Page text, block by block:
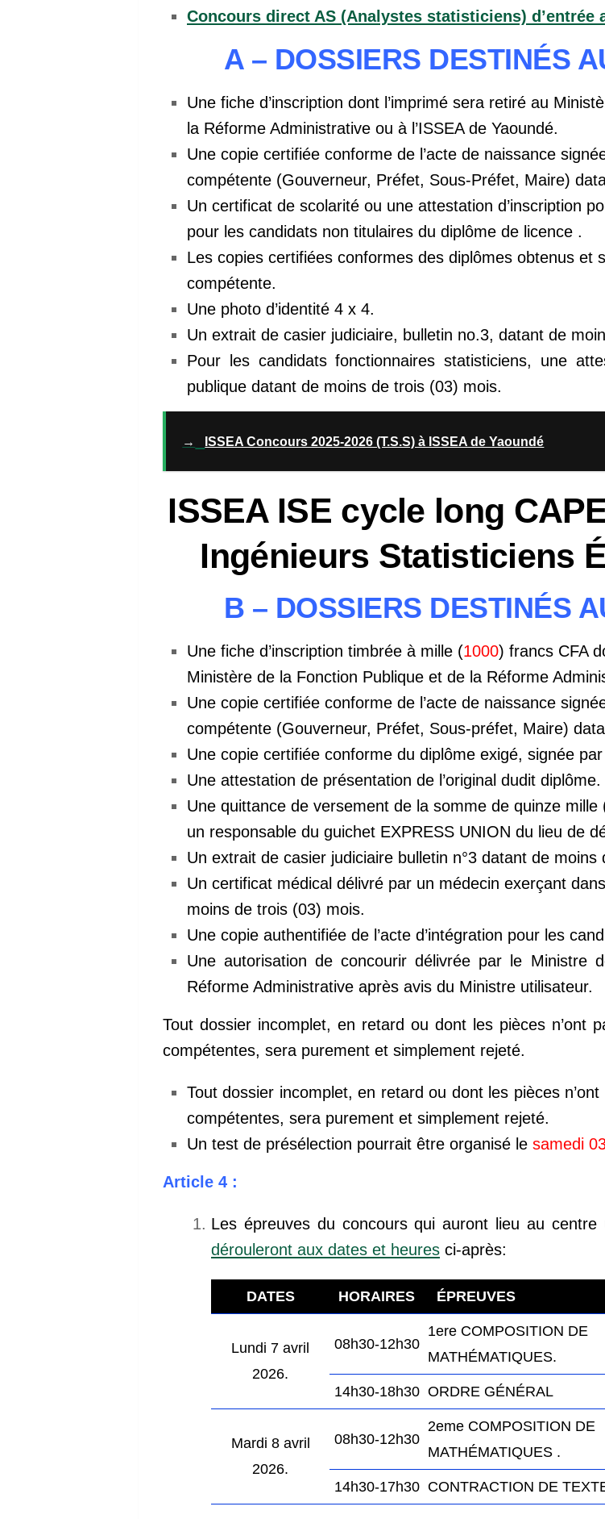
Concours direct AS (Analystes statisticiens) d’entrée
A – DOSSIERS DESTINÉS
Une fiche d’inscription dont l’imprimé sera retiré au
la Réforme Administrative ou à l’ISSEA de Yaoundé.
Une copie certifiée conforme de l’acte de naissance
compétente (Gouverneur, Préfet, Sous-Préfet, Maire)
Un certificat de scolarité ou une attestation d’inscription
pour les candidats non titulaires du diplôme de licence .
Les copies certifiées conformes des diplômes obtenus et
compétente.
Une photo d’identité 4 x 4.
Un extrait de casier judiciaire, bulletin no.3, datant de
Pour les candidats fonctionnaires statisticiens, une
publique datant de moins de trois (03) mois.
→ ISSEA Concours 2025-2026 (T.S.S) à ISSEA de Yaoundé
ISSEA ISE cycle long
Ingénieurs Statisticiens
B – DOSSIERS DESTINÉS
Une fiche d’inscription timbrée à mille (1000) francs CFA
Ministère de la Fonction Publique et de la Réforme
Une copie certifiée conforme de l’acte de naissance
compétente (Gouverneur, Préfet, Sous-préfet, Maire)
Une copie certifiée conforme du diplôme exigé, signée
Une attestation de présentation de l’original dudit
Une quittance de versement de la somme de quinze mille
un responsable du guichet EXPRESS UNION du lieu de
Un extrait de casier judiciaire bulletin n°3 datant de moins
Un certificat médical délivré par un médecin exerçant
moins de trois (03) mois.
Une copie authentifiée de l’acte d’intégration pour les
Une autorisation de concourir délivrée par le Ministre
Réforme Administrative après avis du Ministre utilisateur.
Tout dossier incomplet, en retard ou dont les pièces n’ont
compétentes, sera purement et simplement rejeté.
Tout dossier incomplet, en retard ou dont les pièces
compétentes, sera purement et simplement rejeté.
Un test de présélection pourrait être organisé le samedi
Article 4 :
Les épreuves du concours qui auront lieu au centre
dérouleront aux dates et heures ci-après:
DATES HORAIRES ÉPREUVES
Lundi 7 avril
2026.
08h30-12h30
1ere COMPOSITION DE
MATHÉMATIQUES.
14h30-18h30 ORDRE GÉNÉRAL
Mardi 8 avril
2026.
08h30-12h30
2eme COMPOSITION DE
MATHÉMATIQUES .
14h30-17h30 CONTRACTION DE